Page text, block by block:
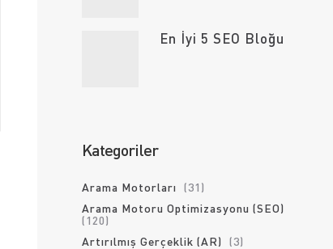
En İyi 5 SEO Bloğu
Kategoriler
Arama Motorları
(31)
Arama Motoru Optimizasyonu (SEO)
(120)
Artırılmış Gerçeklik (AR)
(3)